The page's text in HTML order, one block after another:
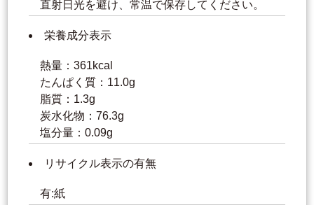
直射日光を避け、常温で保存してください。
栄養成分表示
熱量：361kcal
たんぱく質：11.0g
脂質：1.3g
炭水化物：76.3g
塩分量：0.09g
リサイクル表示の有無
有:紙